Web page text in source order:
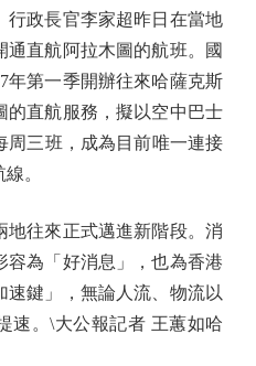
行政長官李家超昨日在當地
直航阿拉木圖的航班。國
年第一季開辦往來哈薩克斯
的直航服務，擬以空中巴士
周三班，成為目前唯一連接
。
往來正式邁進新階段。消
容為「好消息」，也為香港
速鍵」，無論人流、物流以
速。\大公報記者 王蕙如哈